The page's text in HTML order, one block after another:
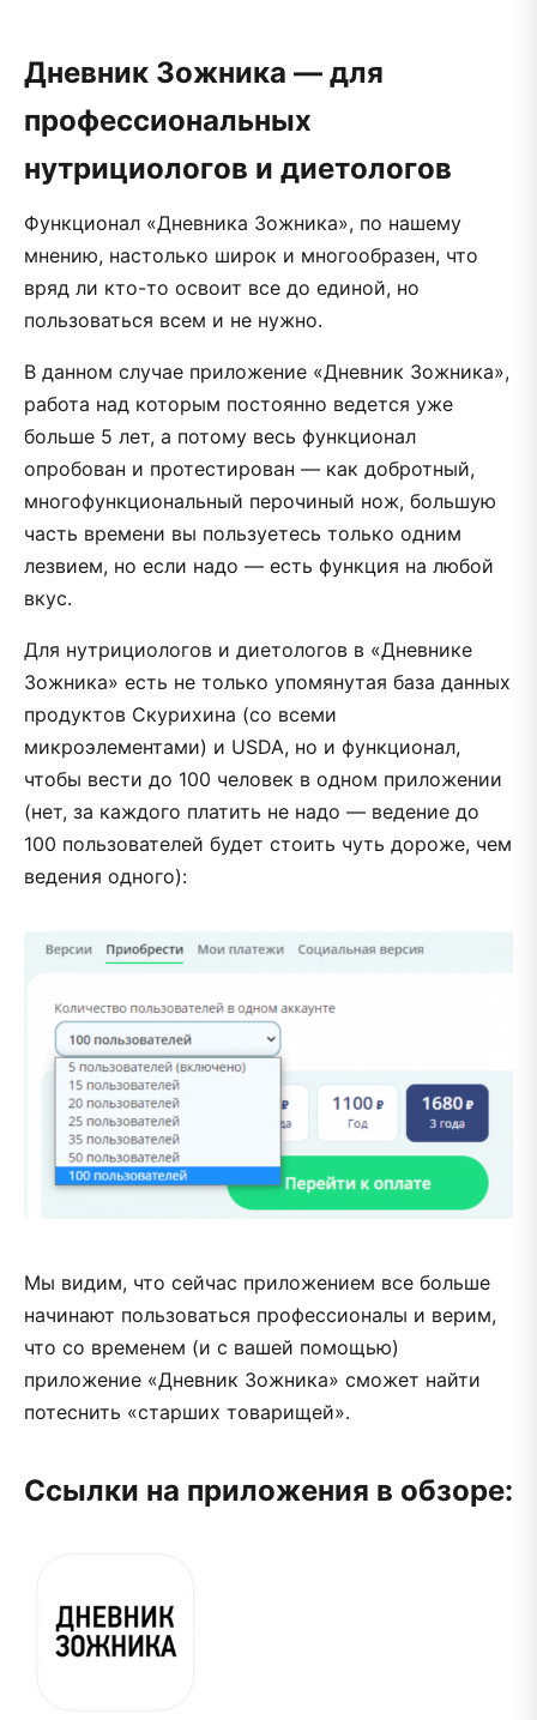
Дневник Зожника — для
профессиональных
нутрициологов и диетологов
Функционал «Дневника Зожника», по нашему
мнению, настолько широк и многообразен, что
вряд ли кто-то освоит все до единой, но
пользоваться всем и не нужно.
В данном случае приложение «Дневник Зожника»,
работа над которым постоянно ведется уже
больше 5 лет, а потому весь функционал
опробован и протестирован — как добротный,
многофункциональный перочиный нож, большую
часть времени вы пользуетесь только одним
лезвием, но если надо — есть функция на любой
вкус.
Для нутрициологов и диетологов в «Дневнике
Зожника» есть не только упомянутая база данных
продуктов Скурихина (со всеми
микроэлементами) и USDA, но и функционал,
чтобы вести до 100 человек в одном приложении
(нет, за каждого платить не надо — ведение до
100 пользователей будет стоить чуть дороже, чем
ведения одного):
Мы видим, что сейчас приложением все больше
начинают пользоваться профессионалы и верим,
что со временем (и с вашей помощью)
приложение «Дневник Зожника» сможет найти
потеснить «старших товарищей».
Ссылки на приложения в обзоре: